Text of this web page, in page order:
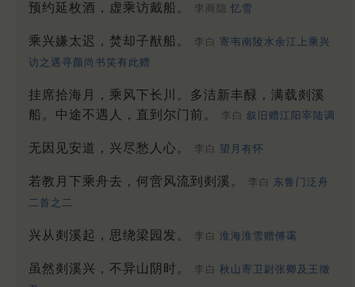
预约延枚酒，虚乘访戴船。 李商隐 忆雪
乘兴嫌太迟，焚却子猷船。 李白 寄韦南陵水余江上乘兴
访之遇寻颜尚书笑有此赠
挂席拾海月，乘风下长川。多洁新丰醁，满载剡溪
船。中途不遇人，直到尔门前。
李白 叙旧赠江阳宰陆调
无因见安道，兴尽愁人心。 李白 望月有怀
若教月下乘舟去，何啻风流到剡溪。 李白 东鲁门泛舟
二首之二
兴从剡溪起，思绕梁园发。 李白 淮海淮雪赠傅霭
虽然剡溪兴，不异山阴时。 李白 秋山寄卫尉张卿及王徵